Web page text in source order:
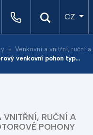
CZ
GPRS/LTE/Radio, F.L.I.R. (FAULT LOCATION ISOLATION RESTORATION) IVEP SYSTEM, IND 4.0 ready
VNITŘNÍ, RUČNÍ A
POHONY